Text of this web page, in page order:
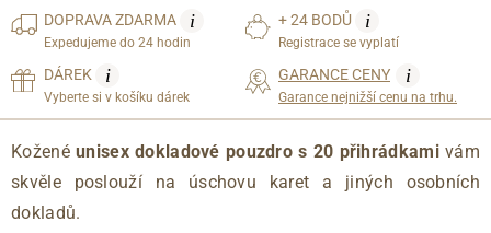
DOPRAVAZDARMA i
Expedujeme do 24 hodin
+ 24 BODŮ i
Registrace se vyplatí
DÁREK i
Vyberte si v košíku dárek
GARANCE CENY i
Garance nejnižší cenu na trhu.
Koženéunisex dokladové pouzdro s 20 přihrádkamivám
skvěle poslouží na úschovu karet a jiných osobních
dokladů.